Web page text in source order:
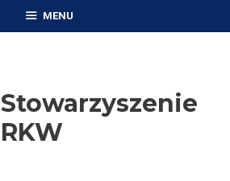
MENU
Stowarzyszenie
RKW